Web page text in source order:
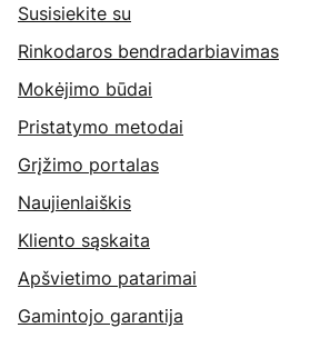
Susisiekite su
Rinkodaros bendradarbiavimas
Mokėjimo būdai
Pristatymo metodai
Grįžimo portalas
Naujienlaiškis
Kliento sąskaita
Apšvietimo patarimai
Gamintojo garantija